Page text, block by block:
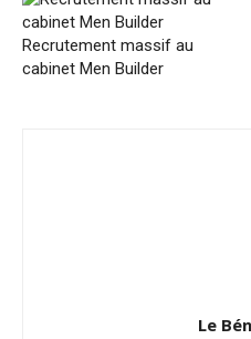
Recrutement massif au
cabinet Men Builder
Le